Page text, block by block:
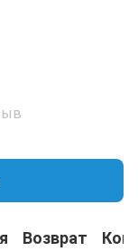
Возврат